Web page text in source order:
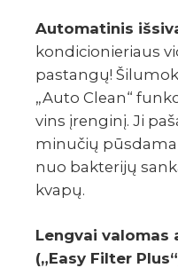
Auto­ma­ti­nis
kondi­cio­nie­riaus
pastangų!
„Auto Clean“
vins įren­ginį. Ji
minu­čių pūsdama
nuo bakte­rijų
kvapų.
Leng­vai
(„Easy Filter